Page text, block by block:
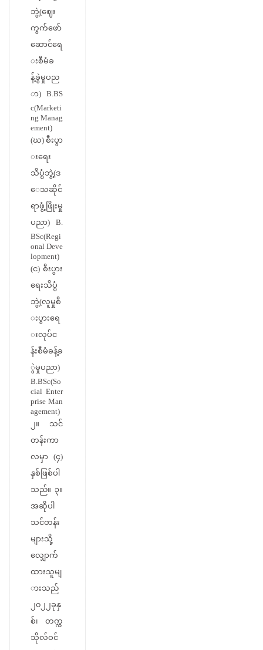
ဘွဲ့(ဈေး
ကွက်ဖော်
ဆောင်ရေ
းစီမံခ
န့်ခွဲမှုပည
ာ) B.BS
c(Marketi
ng Manag
ement)
(ဃ) စီးပွာ
းရေး
သိပ္ပံဘွဲ့(ဒ
ေသဆိုင်
ရာဖွံ့ဖြိုးမှု
ပညာ) B.
BSc(Regi
onal Deve
lopment)
(င) စီးပွား
ရေးသိပ္ပံ
ဘွဲ့(လူမှုစီ
းပွားရေ
းလုပ်င
န်းစီမံခန့်ခ
ွဲမှုပညာ)
B.BSc(So
cial Enter
prise Man
agement)
၂။ သင်
တန်းကာ
လမှာ (၄)
နှစ်ဖြစ်ပါ
သည်။ ၃။
အဆိုပါ
သင်တန်း
များသို့
လျှောက်
ထားသူမျ
ားသည်
၂၀၂၂ခုနှ
စ်၊ တက္က
သိုလ်ဝင်